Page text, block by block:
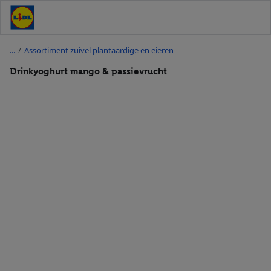
/ Assortiment zuivel plantaardige en eieren
Drinkyoghurt mango & passievrucht